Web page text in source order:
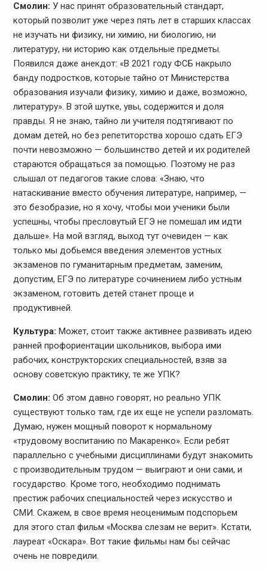
Смолин: У нас принят образовательный стандарт,
который позволит уже через пять лет в старших классах
не изучать ни физику, ни химию, ни биологию, ни
литературу, ни историю как отдельные предметы.
Появился даже анекдот: «В 2021 году ФСБ накрыло
банду подростков, которые тайно от Министерства
образования изучали физику, химию и даже, возможно,
литературу». В этой шутке, увы, содержится и доля
правды. Я не знаю, тайно ли учителя подтягивают по
домам детей, но без репетиторства хорошо сдать ЕГЭ
почти невозможно — большинство детей и их родителей
стараются обращаться за помощью. Поэтому не раз
слышал от педагогов такие слова: «Знаю, что
натаскивание вместо обучения литературе, например, —
это безобразие, но я хочу, чтобы мои ученики были
успешны, чтобы пресловутый ЕГЭ не помешал им идти
дальше». На мой взгляд, выход тут очевиден — как
только мы добьемся введения элементов устных
экзаменов по гуманитарным предметам, заменим,
допустим, ЕГЭ по литературе сочинением либо устным
экзаменом, готовить детей станет проще и
продуктивней.
Культура: Может, стоит также активнее развивать идею
ранней профориентации школьников, выбора ими
рабочих, конструкторских специальностей, взяв за
основу советскую практику, те же УПК?
Смолин: Об этом давно говорят, но реально УПК
существуют только там, где их еще не успели разломать.
Думаю, нужен мощный поворот к нормальному
«трудовому воспитанию по Макаренко». Если ребят
параллельно с учебными дисциплинами будут знакомить
с производительным трудом — выиграют и они сами, и
государство. Кроме того, необходимо поднимать
престиж рабочих специальностей через искусство и
СМИ. Скажем, в свое время неоценимым подспорьем
для этого стал фильм «Москва слезам не верит». Кстати,
лауреат «Оскара». Вот такие фильмы нам бы сейчас
очень не повредили.